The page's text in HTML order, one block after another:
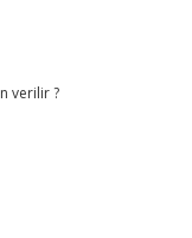
verilir ?